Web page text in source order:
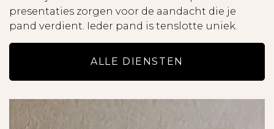
- Kandidaten kunnen zich kosteloos inschrijven
op onze website voor een zoekopdracht, waarbij
je een mail krijgt met ons nieuwste aanbod.
de maandhuur bruto te verdienen of een
nodige zorgvuldigheid samengesteld.
- We aanvaarden geen enkele aansprakelijkheid
presentaties zorgen voor de aandacht die je
pand verdient. Ieder pand is tenslotte uniek.
ALLE DIENSTEN